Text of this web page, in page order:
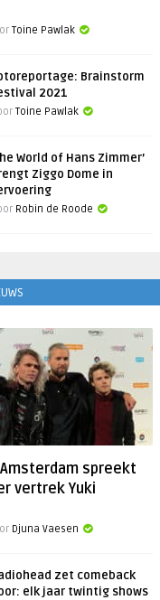
Toine Pawlak
Brainstorm
2021
Toine Pawlak
World of Hans Zimmer’
Ziggo Dome in
Robin de Roode
spreekt
vertrek Yuki
Djuna Vaesen
zet comeback
elk jaar twintig shows